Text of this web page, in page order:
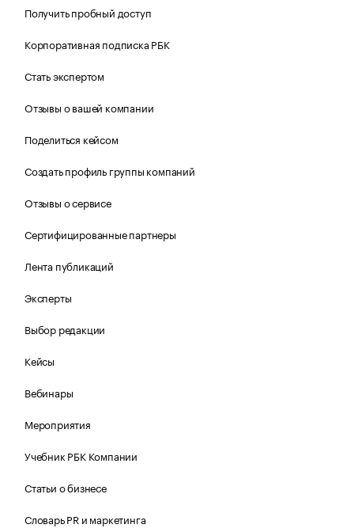
Получить пробный доступ
Корпоративная подписка РБК
Стать экспертом
Отзывы о вашей компании
Поделиться кейсом
Создать профиль группы компаний
Отзывы о сервисе
Сертифицированные партнеры
Лента публикаций
Эксперты
Выбор редакции
Кейсы
Вебинары
Мероприятия
Учебник РБК Компании
Статьи о бизнесе
Словарь PR и маркетинга